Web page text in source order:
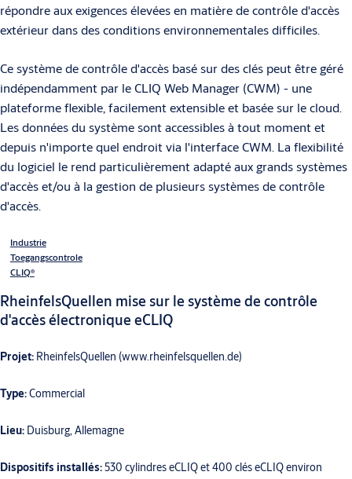
répondre aux exigences élevées en matière de contrôle d'accès
extérieur dans des conditions environnementales difficiles.
Ce système de contrôle d'accès basé sur des clés peut être géré
indépendamment par le CLIQ Web Manager (CWM) - une
plateforme flexible, facilement extensible et basée sur le cloud.
Les données du système sont accessibles à tout moment et
depuis n'importe quel endroit via l'interface CWM. La flexibilité
du logiciel le rend particulièrement adapté aux grands systèmes
d'accès et/ou à la gestion de plusieurs systèmes de contrôle
d'accès.
Industrie
Toegangscontrole
CLIQ®
RheinfelsQuellen mise sur le système de contrôle
d'accès électronique eCLIQ
Projet: RheinfelsQuellen (www.rheinfelsquellen.de)
Type:Commercial
Lieu: Duisburg, Allemagne
Dispositifs installés:530 cylindres eCLIQ et 400 clés eCLIQ environ